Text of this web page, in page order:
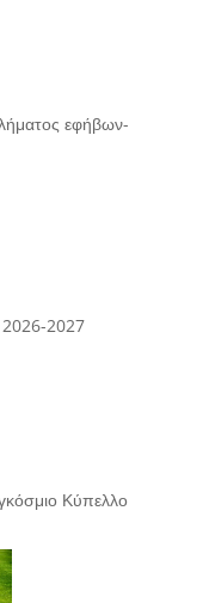
εφήβων-
2027
Κύπελλο